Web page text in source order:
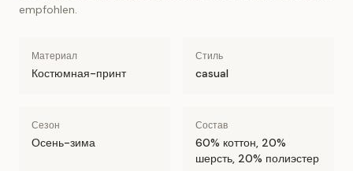
empfohlen.
Материал
Костюмная-принт
Стиль
casual
Сезон
Осень-зима
Состав
60% коттон, 20%
шерсть, 20% полиэстер